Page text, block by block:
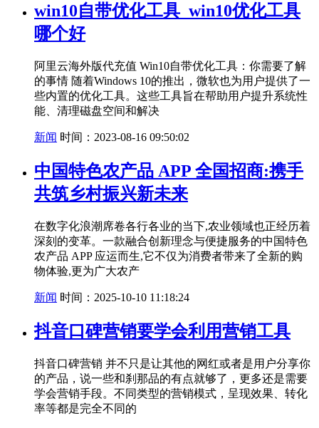
win10自带优化工具_win10优化工具
哪个好
阿里云海外版代充值 Win10自带优化工具：你需要了解
的事情 随着Windows 10的推出，微软也为用户提供了一
些内置的优化工具。这些工具旨在帮助用户提升系统性
能、清理磁盘空间和解决
新闻 时间：2023-08-16 09:50:02
中国特色农产品 APP 全国招商:携手
共筑乡村振兴新未来
在数字化浪潮席卷各行各业的当下,农业领域也正经历着
深刻的变革。一款融合创新理念与便捷服务的中国特色
农产品 APP 应运而生,它不仅为消费者带来了全新的购
物体验,更为广大农产
新闻 时间：2025-10-10 11:18:24
抖音口碑营销要学会利用营销工具
抖音口碑营销 并不只是让其他的网红或者是用户分享你
的产品，说一些和刹那品的有点就够了，更多还是需要
学会营销手段。不同类型的营销模式，呈现效果、转化
率等都是完全不同的